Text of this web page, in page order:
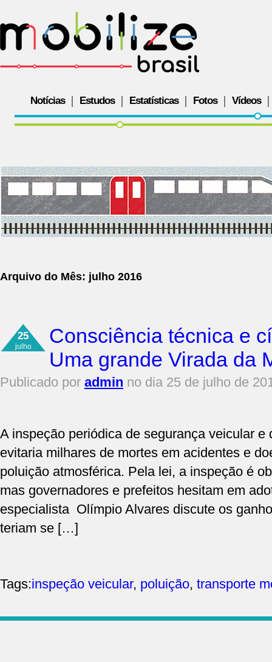
Notícias Estudos Estatísticas Fotos Vídeos
Arquivo do Mês: julho 2016
25
julho
Consciência técnica e
Uma grande Virada da
Publicado por admin no dia 25 de julho de
A inspeção periódica de segurança veicular e
evitaria milhares de mortes em acidentes e
poluição atmosférica. Pela lei, a inspeção é
mas governadores e prefeitos hesitam em
especialista Olímpio Alvares discute os
teriam se […]
Tags:inspeção veicular, poluição, transporte